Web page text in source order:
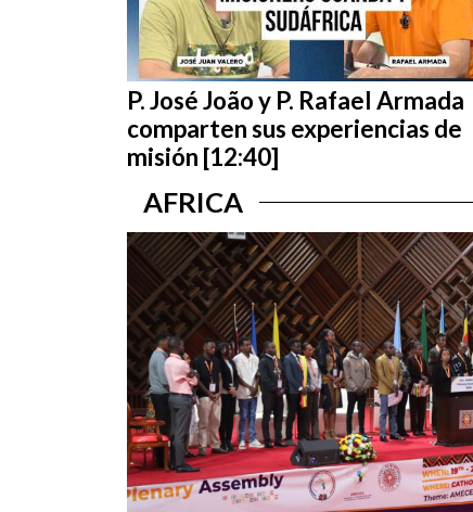
P. José João y P. Rafael Armada
comparten sus experiencias de
misión [12:40]
AFRICA